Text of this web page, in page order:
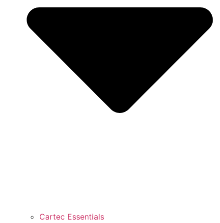
Cartec Essentials